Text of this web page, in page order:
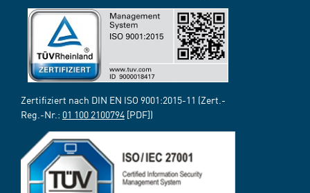
Zertifiziert nach DIN EN ISO 9001:2015-11 (Zert.-
Reg.-Nr.: 01 100 2100794 [PDF])